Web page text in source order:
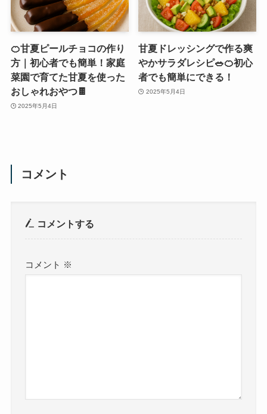
🍊甘夏ピールチョコの作り
方｜初心者でも簡単！家庭
菜園で育てた甘夏を使った
おしゃれおやつ🍫
2025年5月4日
甘夏ドレッシングで作る爽
やかサラダレシピ🥗🍊初心
者でも簡単にできる！
2025年5月4日
コメント
コメントする
コメント ※